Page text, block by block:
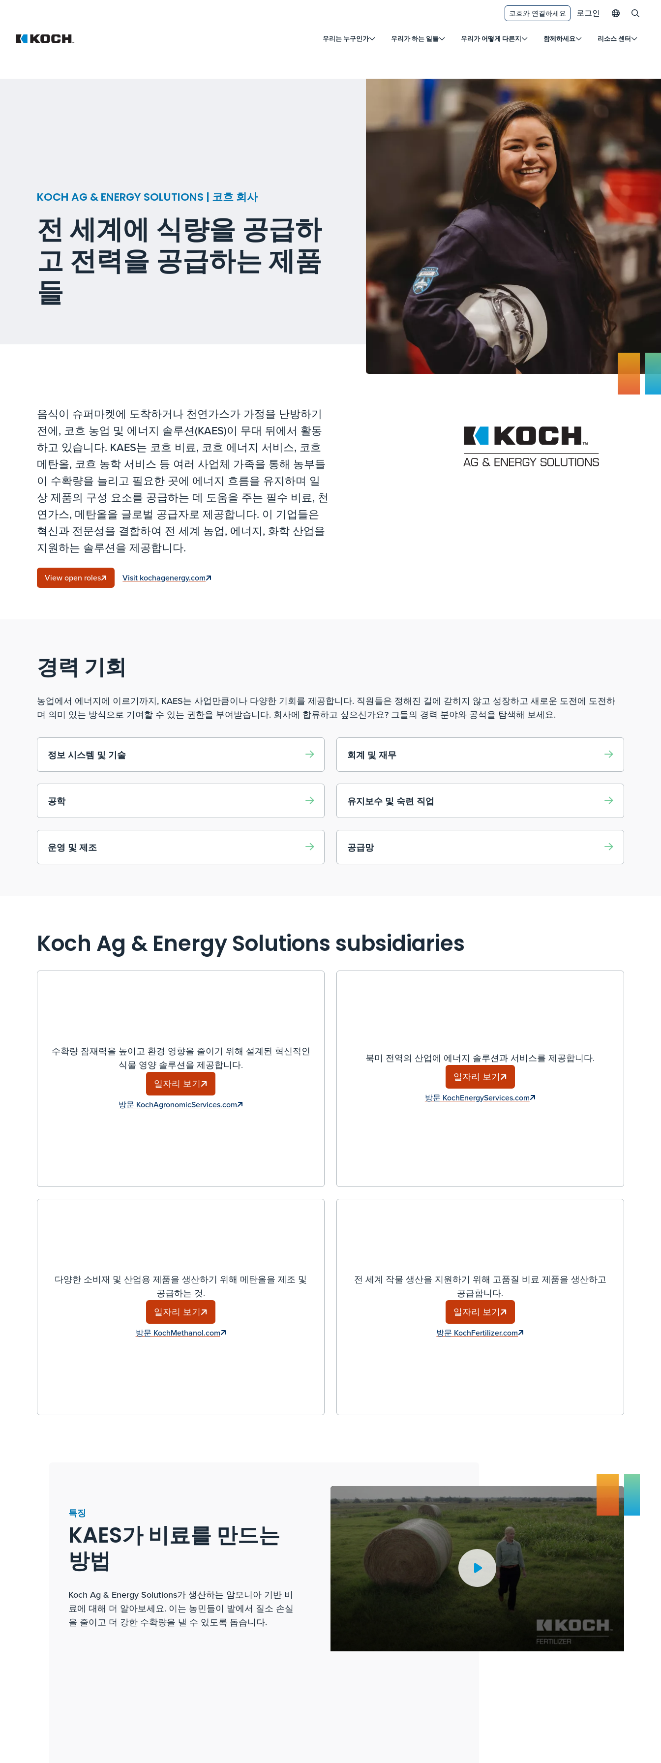
우리는 누구인가 우리가 하는 일들 우리가 어떻게 다른지 함께하세요 리소스 센터
코흐와 연결하세요 로그인
KOCH AG & ENERGY SOLUTIONS | 코흐 회사
전 세계에 식량을 공급하
고 전력을 공급하는 제품
들
음식이 슈퍼마켓에 도착하거나 천연가스가 가정을 난방하기
전에, 코흐 농업 및 에너지 솔루션(KAES)이 무대 뒤에서 활동
하고 있습니다. KAES는 코흐 비료, 코흐 에너지 서비스, 코흐
메탄올, 코흐 농학 서비스 등 여러 사업체 가족을 통해 농부들
이 수확량을 늘리고 필요한 곳에 에너지 흐름을 유지하며 일
상 제품의 구성 요소를 공급하는 데 도움을 주는 필수 비료, 천
연가스, 메탄올을 글로벌 공급자로 제공합니다. 이 기업들은
혁신과 전문성을 결합하여 전 세계 농업, 에너지, 화학 산업을
지원하는 솔루션을 제공합니다.
View open roles Visit kochagenergy.com
경력 기회
농업에서 에너지에 이르기까지, KAES는 사업만큼이나 다양한 기회를 제공합니다. 직원들은 정해진 길에 갇히지 않고 성장하고 새로운 도전에 도전하
며 의미 있는 방식으로 기여할 수 있는 권한을 부여받습니다. 회사에 합류하고 싶으신가요? 그들의 경력 분야와 공석을 탐색해 보세요.
정보 시스템 및 기술 회계 및 재무
공학 유지보수 및 숙련 직업
운영 및 제조 공급망
Koch Ag & Energy Solutions subsidiaries
수확량 잠재력을 높이고 환경 영향을 줄이기 위해 설계된 혁신적인
식물 영양 솔루션을 제공합니다.
일자리 보기
방문 KochAgronomicServices.com
북미 전역의 산업에 에너지 솔루션과 서비스를 제공합니다.
일자리 보기
방문 KochEnergyServices.com
다양한 소비재 및 산업용 제품을 생산하기 위해 메탄올을 제조 및
공급하는 것.
일자리 보기
방문 KochMethanol.com
전 세계 작물 생산을 지원하기 위해 고품질 비료 제품을 생산하고
공급합니다.
일자리 보기
방문 KochFertilizer.com
특징
KAES가 비료를 만드는
방법
Koch Ag & Energy Solutions가 생산하는 암모니아 기반 비
료에 대해 더 알아보세요. 이는 농민들이 밭에서 질소 손실
을 줄이고 더 강한 수확량을 낼 수 있도록 돕습니다.